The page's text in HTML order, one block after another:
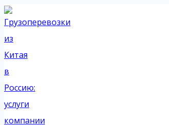
Перейти
к
содержимому